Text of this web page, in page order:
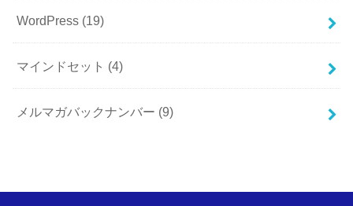
WordPress (19)
マインドセット (4)
メルマガバックナンバー (9)